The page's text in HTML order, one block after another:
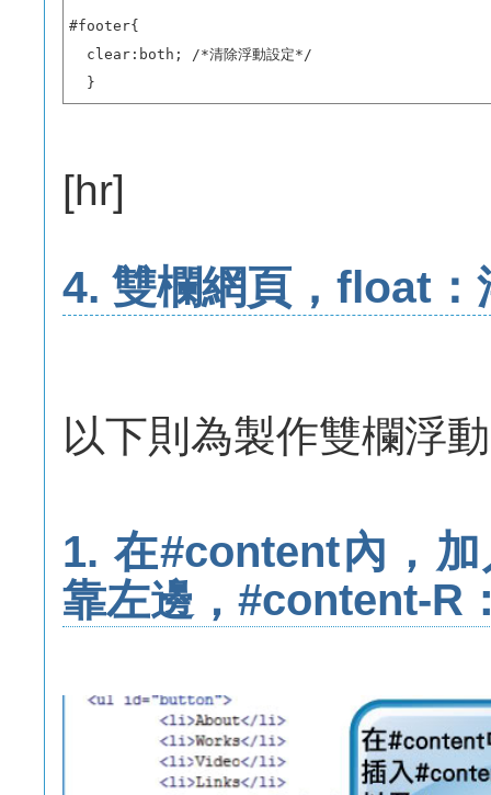
#footer{
  clear:both; /*清除浮動設定*/
  }
[hr]
4. 雙欄網頁，float：
以下則為製作雙欄浮
1. 在#content內，
靠左邊，#content-R